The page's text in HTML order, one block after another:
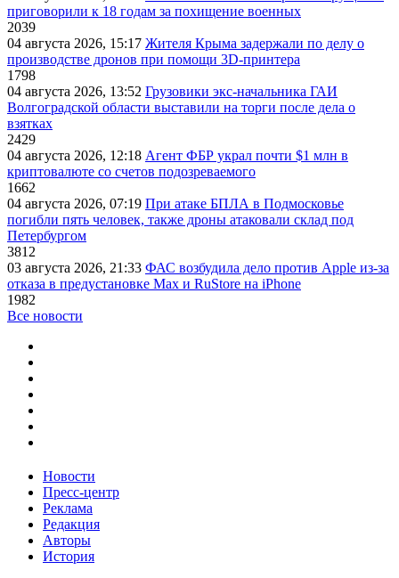
приговорили к 18 годам за похищение военных
2039
04 августа 2026, 15:17 Жителя Крыма задержали по делу о
производстве дронов при помощи 3D‑принтера
1798
04 августа 2026, 13:52 Грузовики экс-начальника ГАИ
Волгоградской области выставили на торги после дела о
взятках
2429
04 августа 2026, 12:18 Агент ФБР украл почти $1 млн в
криптовалюте со счетов подозреваемого
1662
04 августа 2026, 07:19 При атаке БПЛА в Подмосковье
погибли пять человек, также дроны атаковали склад под
Петербургом
3812
03 августа 2026, 21:33 ФАС возбудила дело против Apple из-за
отказа в предустановке Max и RuStore на iPhone
1982
Все новости
Новости
Пресс-центр
Реклама
Редакция
Авторы
История